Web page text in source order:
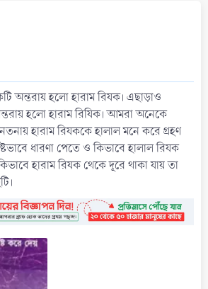
অন্তরায় হলো হারাম রিযক। এছাড়াও
হলো হারাম রিযিক। আমরা অনেকে
হারাম রিযককে হালাল মনে করে গ্রহণ
ধারণা পেতে ও কিভাবে হালাল রিযক
হারাম রিযক থেকে দূরে থাকা যায় তা